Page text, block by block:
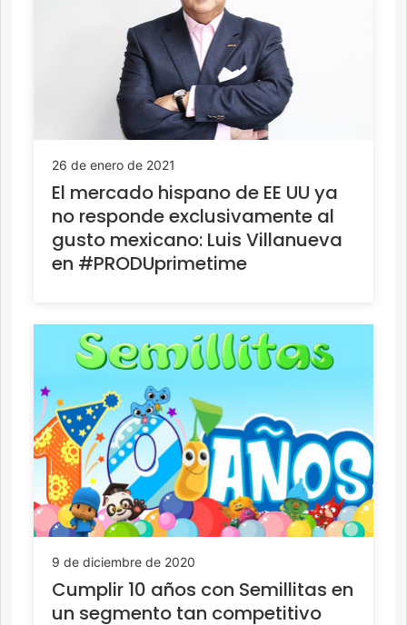
26 de enero de 2021
El mercado hispano de EE UU ya
no responde exclusivamente al
gusto mexicano: Luis Villanueva
en #PRODUprimetime
9 de diciembre de 2020
Cumplir 10 años con Semillitas en
un segmento tan competitivo